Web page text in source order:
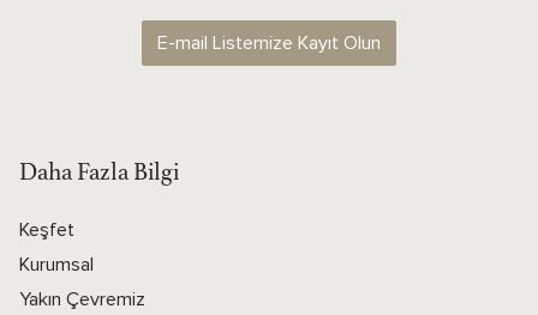
E-mail Listemize Kayıt Olun
Daha Fazla Bilgi
Keşfet
Kurumsal
Yakın Çevremiz